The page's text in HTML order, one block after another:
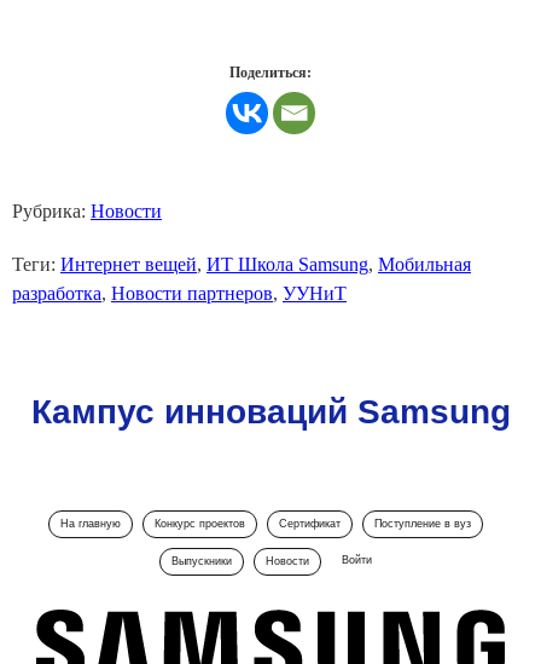
Поделиться:
Рубрика: Новости
Теги: Интернет вещей, ИТ Школа Samsung, Мобильная
разработка, Новости партнеров, УУНиТ
Кампус инноваций Samsung
На главную Конкурс проектов Сертификат Поступление в вуз
Выпускники Новости Войти